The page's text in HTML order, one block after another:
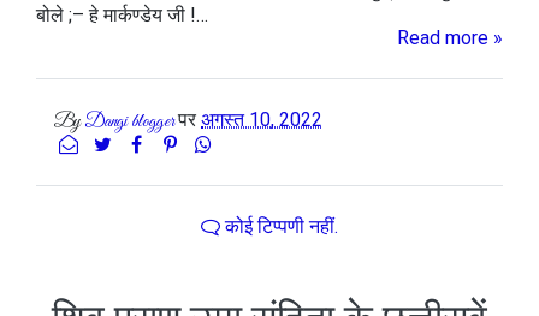
बोले ;– हे मार्कण्डेय जी !…
Read more »
ByDangi bloggerपर अगस्त 10, 2022
कोई टिप्पणी नहीं.